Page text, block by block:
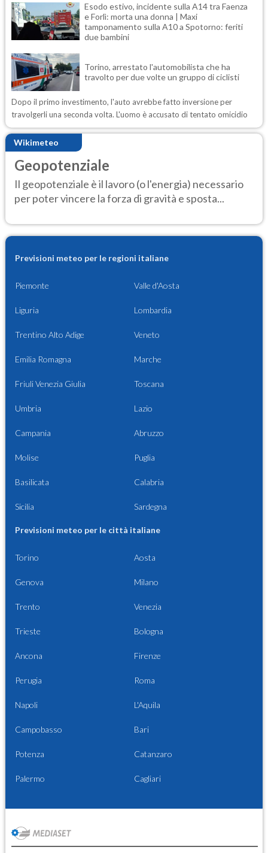
Esodo estivo, incidente sulla A14 tra Faenza
e Forlì: morta una donna | Maxi
tamponamento sulla A10 a Spotorno: feriti
due bambini
Torino, arrestato l'automobilista che ha
travolto per due volte un gruppo di ciclisti
Dopo il primo investimento, l'auto avrebbe fatto inversione per
travolgerli una seconda volta. L'uomo è accusato di tentato omicidio
Wikimeteo
Geopotenziale
Il geopotenziale è il lavoro (o l'energia) necessario
per poter vincere la forza di gravità e sposta...
Previsioni meteo per le regioni italiane
Piemonte Valle d'Aosta
Liguria Lombardia
Trentino Alto Adige Veneto
Emilia Romagna Marche
Friuli Venezia Giulia Toscana
Umbria Lazio
Campania Abruzzo
Molise Puglia
Basilicata Calabria
Sicilia Sardegna
Previsioni meteo per le città italiane
Torino Aosta
Genova Milano
Trento Venezia
Trieste Bologna
Ancona Firenze
Perugia Roma
Napoli L'Aquila
Campobasso Bari
Potenza Catanzaro
Palermo Cagliari